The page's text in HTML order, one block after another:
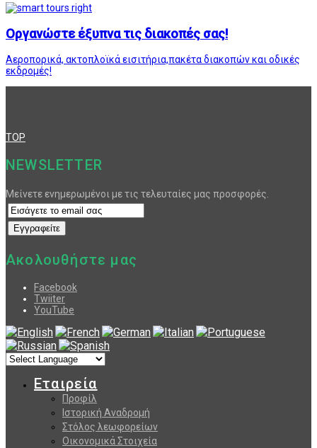
Οργανώστε έξυπνα τις διακοπές σας!
Αεροπορικά, ακτοπλοϊκά εισιτήρια,πακέτα διακοπών και οδικές
εκδρομές!
TOP
NEWSLETTER
Μείνετε ενημερωμένοι με τις τελευταίες μας προσφορές.
Ακολουθήστε μας
Facebook
Twiiter
YouTube
Εταιρεία
Προφίλ
Ιστορική Αναδρομή
Στόλος λεωφορείων
Οικονομικά Στοιχεία